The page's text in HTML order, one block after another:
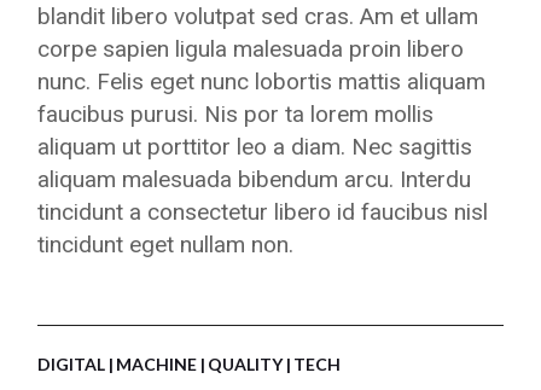
blandit libero volutpat sed cras. Am et ullam
corpe sapien ligula malesuada proin libero
nunc. Felis eget nunc lobortis mattis aliquam
faucibus purusi. Nis por ta lorem mollis
aliquam ut porttitor leo a diam. Nec sagittis
aliquam malesuada bibendum arcu. Interdu
tincidunt a consectetur libero id faucibus nisl
tincidunt eget nullam non.
DIGITAL MACHINE QUALITY TECH